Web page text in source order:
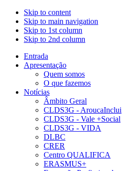
Skip to content
Skip to main navigation
Skip to 1st column
Skip to 2nd column
Entrada
Apresentação
Quem somos
O que fazemos
Notícias
Âmbito Geral
CLDS3G - AroucaInclui
CLDS3G - Vale +Social
CLDS3G - VIDA
DLBC
CRER
Centro QUALIFICA
ERASMUS+